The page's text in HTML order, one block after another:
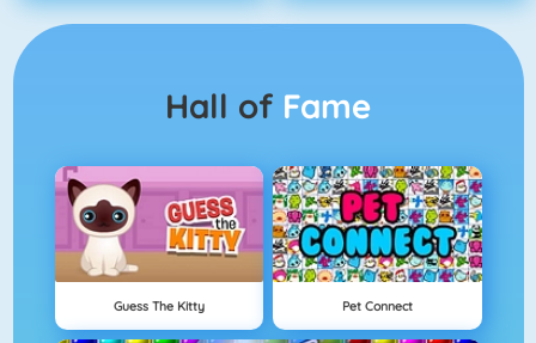
Hall of Fame
Guess The Kitty Pet Connect